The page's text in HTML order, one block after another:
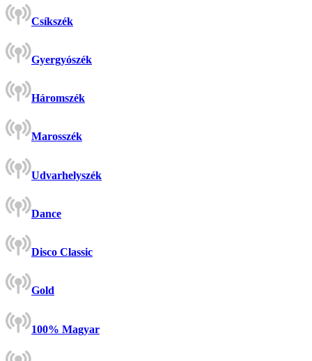
Csíkszék
Gyergyószék
Háromszék
Marosszék
Udvarhelyszék
Dance
Disco Classic
Gold
100% Magyar